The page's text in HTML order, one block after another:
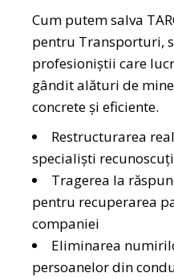
Cum putem salva
pentru Transporturi,
profesioniștii care
gândit alături de
concrete și eficiente.
Restructurarea
specialiști
Tragerea la
pentru recuperarea
companiei
Eliminarea
persoanelor din